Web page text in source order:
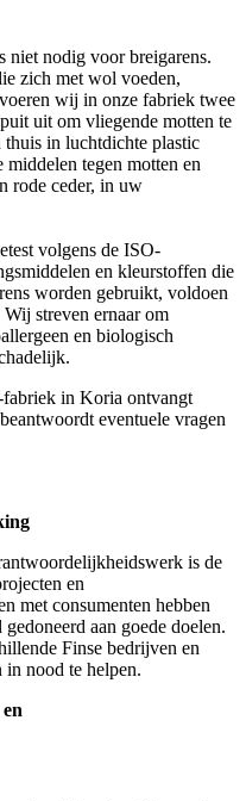
nodig voor breigarens.
zich met wol voeden,
wij in onze fabriek twee
uit om vliegende motten te
in luchtdichte plastic
tegen motten en
rode ceder, in uw
volgens de ISO-
en kleurstoffen die
worden gebruikt, voldoen
streven ernaar om
en biologisch
in Koria ontvangt
eventuele vragen
is de
en
met consumenten hebben
aan goede doelen.
Finse bedrijven en
in nood te helpen.